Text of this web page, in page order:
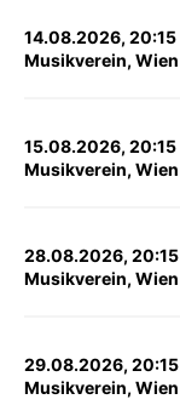
14.08.2026, 20:15
Musikverein, Wien
15.08.2026, 20:15
Musikverein, Wien
28.08.2026, 20:15
Musikverein, Wien
29.08.2026, 20:15
Musikverein, Wien